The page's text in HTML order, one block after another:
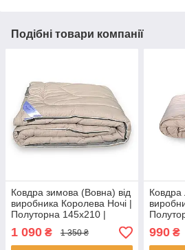
Подібні товари компанії
Ковдра зимова (Вовна) від
виробника Королева Ночі |
Полуторна 145х210 |
Однотонний бежевий та
сірий
1 090 ₴ 1 350 ₴
Ковдра
990₴